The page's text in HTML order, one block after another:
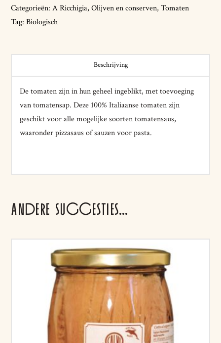
Categorieën:A Ricchigia,Olijven en conserven,Tomaten
Tag:Biologisch
Beschrijving
De tomaten zijn in hun geheel ingeblikt, met toevoeging
van tomatensap. Deze 100% Italiaanse tomaten zijn
geschikt voor alle mogelijke soorten tomatensaus,
waaronder pizzasaus of sauzen voor pasta.
ANDERE SUGGESTIES…